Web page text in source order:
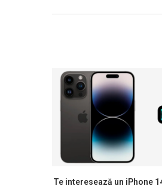
Te interesează un iPhone